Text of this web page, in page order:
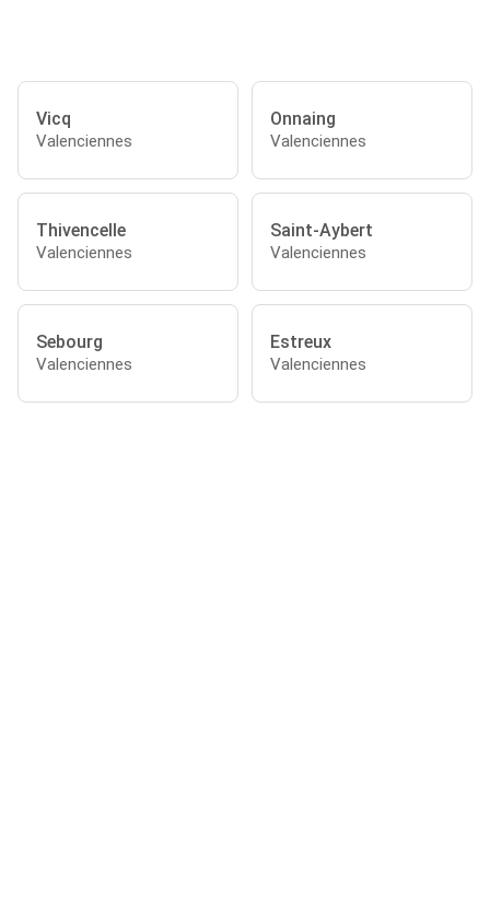
Vicq
Valenciennes
Onnaing
Valenciennes
Thivencelle
Valenciennes
Saint-Aybert
Valenciennes
Sebourg
Valenciennes
Estreux
Valenciennes